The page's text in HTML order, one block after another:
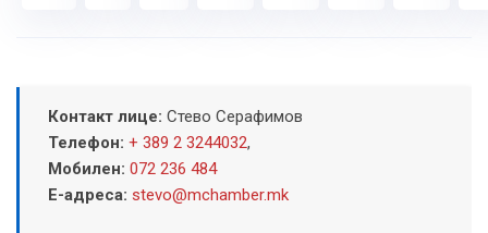
Контакт лице: Стево Серафимов
Телефон: + 389 2 3244032,
Мобилен: 072 236 484
Е-адреса: stevo@mchamber.mk